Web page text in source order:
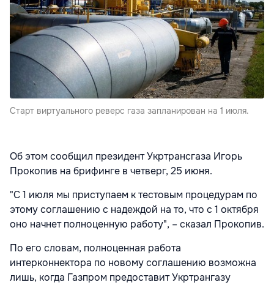
Старт виртуального реверс газа запланирован на 1 июля.
Об этом сообщил президент Укртрансгаза Игорь
Прокопив на брифинге в четверг, 25 июня.
"С 1 июля мы приступаем к тестовым процедурам по
этому соглашению с надеждой на то, что с 1 октября
оно начнет полноценную работу", – сказал Прокопив.
По его словам, полноценная работа
интерконнектора по новому соглашению возможна
лишь, когда Газпром предоставит Укртрангазу